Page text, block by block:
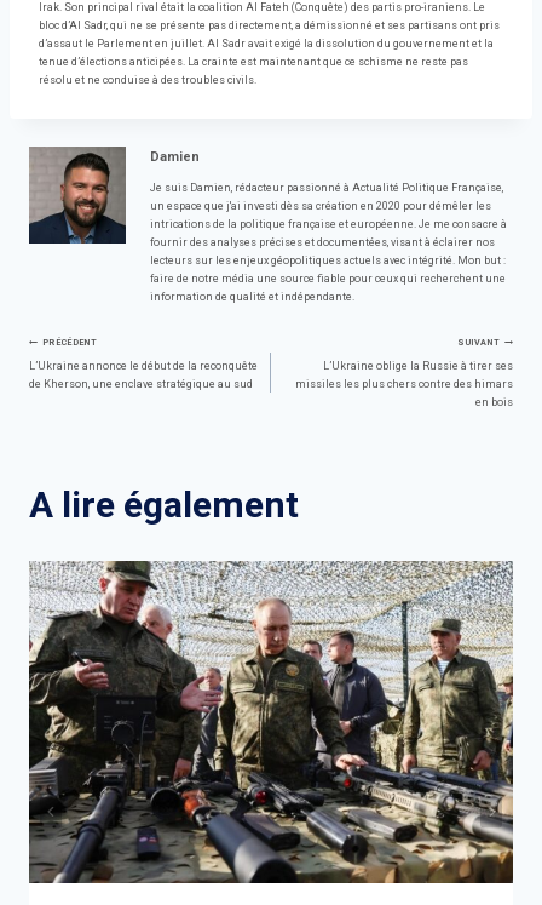
Irak. Son principal rival était la coalition Al Fateh (Conquête) des partis pro-iraniens. Le
bloc d’Al Sadr, qui ne se présente pas directement, a démissionné et ses partisans ont pris
d’assaut le Parlement en juillet. Al Sadr avait exigé la dissolution du gouvernement et la
tenue d’élections anticipées. La crainte est maintenant que ce schisme ne reste pas
résolu et ne conduise à des troubles civils.
Damien
Je suis Damien, rédacteur passionné à Actualité Politique Française,
un espace que j'ai investi dès sa création en 2020 pour démêler les
intrications de la politique française et européenne. Je me consacre à
fournir des analyses précises et documentées, visant à éclairer nos
lecteurs sur les enjeux géopolitiques actuels avec intégrité. Mon but :
faire de notre média une source fiable pour ceux qui recherchent une
information de qualité et indépendante.
Navigation
PRÉCÉDENT
L’Ukraine annonce le début de la reconquête
de Kherson, une enclave stratégique au sud
SUIVANT
L’Ukraine oblige la Russie à tirer ses
missiles les plus chers contre des himars
en bois
A lire également